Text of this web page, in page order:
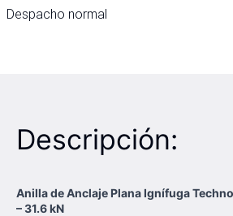
Despacho normal
Descripción:
Anilla de Anclaje Plana Ignífuga
– 31.6 kN